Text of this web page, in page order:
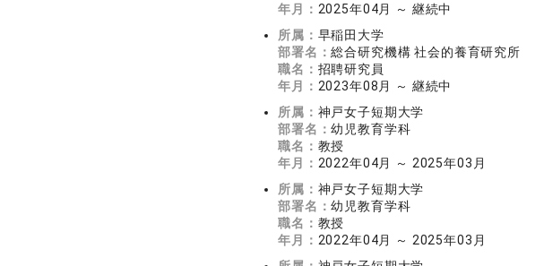
年月： 2025年04月 ～ 継続中
所属： 早稲田大学
部署名：総合研究機構 社会的養育研究所
職名： 招聘研究員
年月： 2023年08月 ～ 継続中
所属： 神戸女子短期大学
部署名：幼児教育学科
職名： 教授
年月： 2022年04月 ～ 2025年03月
所属： 神戸女子短期大学
部署名：幼児教育学科
職名： 教授
年月： 2022年04月 ～ 2025年03月